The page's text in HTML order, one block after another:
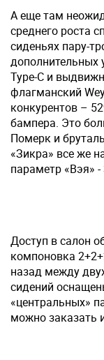
А еще там
среднего роста
сиденьях пару-
дополнительных
Type-C и
флагманский
конкурентов –
бампера. Это
Померк и
«Зикра» все же
параметр «Вэя»
Доступ в салон
компоновка
назад между
сидений
«центральных»
можно заказать